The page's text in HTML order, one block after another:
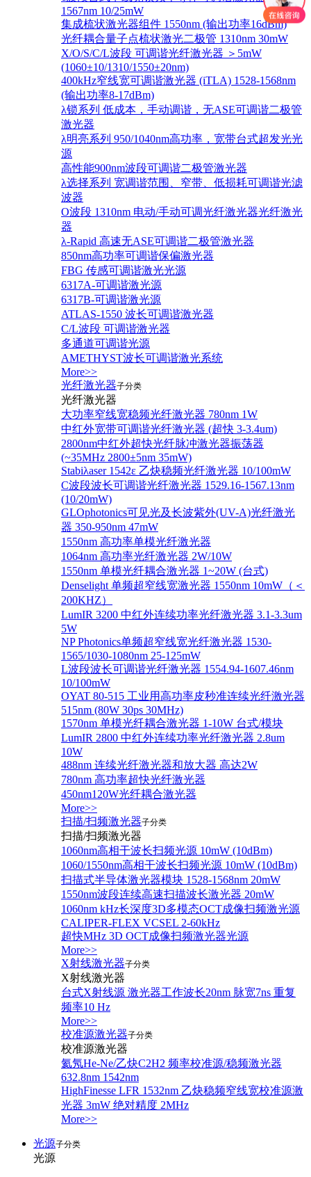
1567nm 10/25mW
集成梳状激光器组件 1550nm (输出功率16dBm)
光纤耦合量子点梳状激光二极管 1310nm 30mW
X/O/S/C/L波段 可调谐光纤激光器 ＞5mW
(1060±10/1310/1550±20nm)
400kHz窄线宽可调谐激光器 (iTLA) 1528-1568nm
(输出功率8-17dBm)
λ锁系列 低成本，手动调谐，无ASE可调谐二极管
激光器
λ明亮系列 950/1040nm高功率，宽带台式超发光光
源
高性能900nm波段可调谐二极管激光器
λ选择系列 宽调谐范围、窄带、低损耗可调谐光滤
波器
O波段 1310nm 电动/手动可调光纤激光器光纤激光
器
λ-Rapid 高速无ASE可调谐二极管激光器
850nm高功率可调谐保偏激光器
FBG 传感可调谐激光光源
6317A-可调谐激光源
6317B-可调谐激光源
ATLAS-1550 波长可调谐激光器
C/L波段 可调谐激光器
多通道可调谐光源
AMETHYST波长可调谐激光系统
More>>
光纤激光器子分类
光纤激光器
大功率窄线宽稳频光纤激光器 780nm 1W
中红外宽带可调谐光纤激光器 (超快 3-3.4um)
2800nm中红外超快光纤脉冲激光器振荡器
(~35MHz 2800±5nm 35mW)
Stabiλaser 1542ε 乙炔稳频光纤激光器 10/100mW
C波段波长可调谐光纤激光器 1529.16-1567.13nm
(10/20mW)
GLOphotonics可见光及长波紫外(UV-A)光纤激光
器 350-950nm 47mW
1550nm 高功率单模光纤激光器
1064nm 高功率光纤激光器 2W/10W
1550nm 单模光纤耦合激光器 1~20W (台式)
Denselight 单频超窄线宽激光器 1550nm 10mW（＜
200KHZ）
LumIR 3200 中红外连续功率光纤激光器 3.1-3.3um
5W
NP Photonics单频超窄线宽光纤激光器 1530-
1565/1030-1080nm 25-125mW
L波段波长可调谐光纤激光器 1554.94-1607.46nm
10/100mW
OYAT 80-515 工业用高功率皮秒准连续光纤激光器
515nm (80W 30ps 30MHz)
1570nm 单模光纤耦合激光器 1-10W 台式/模块
LumIR 2800 中红外连续功率光纤激光器 2.8um
10W
488nm 连续光纤激光器和放大器 高达2W
780nm 高功率超快光纤激光器
450nm120W光纤耦合激光器
More>>
扫描/扫频激光器子分类
扫描/扫频激光器
1060nm高相干波长扫频光源 10mW (10dBm)
1060/1550nm高相干波长扫频光源 10mW (10dBm)
扫描式半导体激光器模块 1528-1568nm 20mW
1550nm波段连续高速扫描波长激光器 20mW
1060nm kHz长深度3D多模态OCT成像扫频激光源
CALIPER-FLEX VCSEL 2-60kHz
超快MHz 3D OCT成像扫频激光器光源
More>>
X射线激光器子分类
X射线激光器
台式X射线源 激光器工作波长20nm 脉宽7ns 重复
频率10 Hz
More>>
校准源激光器子分类
校准源激光器
氦氖He-Ne/乙炔C2H2 频率校准源/稳频激光器
632.8nm 1542nm
HighFinesse LFR 1532nm 乙炔稳频窄线宽校准源激
光器 3mW 绝对精度 2MHz
More>>
光源子分类
光源